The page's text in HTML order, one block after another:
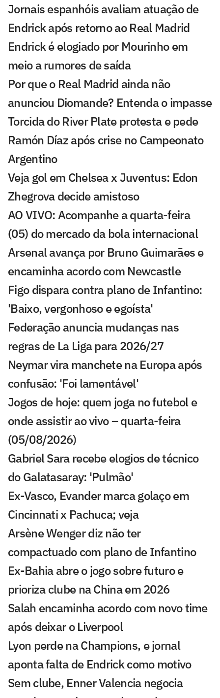
Jornais espanhóis avaliam atuação de
Endrick após retorno ao Real Madrid
Endrick é elogiado por Mourinho em
meio a rumores de saída
Por que o Real Madrid ainda não
anunciou Diomande? Entenda o impasse
Torcida do River Plate protesta e pede
Ramón Díaz após crise no Campeonato
Argentino
Veja gol em Chelsea x Juventus: Edon
Zhegrova decide amistoso
AO VIVO: Acompanhe a quarta-feira
(05) do mercado da bola internacional
Arsenal avança por Bruno Guimarães e
encaminha acordo com Newcastle
Figo dispara contra plano de Infantino:
'Baixo, vergonhoso e egoísta'
Federação anuncia mudanças nas
regras de La Liga para 2026/27
Neymar vira manchete na Europa após
confusão: 'Foi lamentável'
Jogos de hoje: quem joga no futebol e
onde assistir ao vivo – quarta-feira
(05/08/2026)
Gabriel Sara recebe elogios de técnico
do Galatasaray: 'Pulmão'
Ex-Vasco, Evander marca golaço em
Cincinnati x Pachuca; veja
Arsène Wenger diz não ter
compactuado com plano de Infantino
Ex-Bahia abre o jogo sobre futuro e
prioriza clube na China em 2026
Salah encaminha acordo com novo time
após deixar o Liverpool
Lyon perde na Champions, e jornal
aponta falta de Endrick como motivo
Sem clube, Enner Valencia negocia